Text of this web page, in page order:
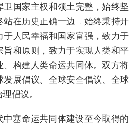
卫国家主权和领土完整，始终坚
站在历史正确一边，始终秉持开
于人民幸福和国家富强，致力于
旨和原则，致力于实现人类和平
、构建人类命运共同体。双方将
发展倡议、全球安全倡议、全球
倡议。
中塞命运共同体建设至今取得的